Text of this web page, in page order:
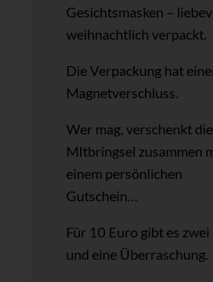
Gesichtsmasken –
weihnachtlich verpackt.
Die Verpackung hat
Magnetverschluss.
Wer mag, verschenkt
MItbringsel zusammen
einem persönlichen
Gutschein…
Für 10 Euro gibt es zwei
und eine Überraschung.